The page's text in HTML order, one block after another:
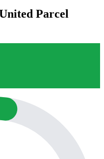
Parcel